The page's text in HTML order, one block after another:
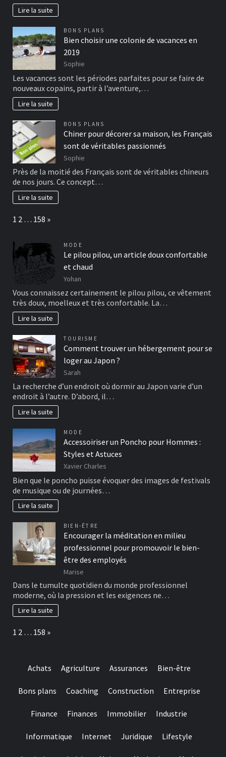
Lire la suite
BONS PLANS
Bien choisir une colonie de vacances en
2019
Sophie
Les vacances sont les périodes parfaites pour se faire de
nouveaux copains, partir à l’aventure,…
Lire la suite
BONS PLANS
Chiner pour décorer sa maison, les Français
sont de véritables passionnés
Sophie
Près de la moitié des Français sont de véritables chineurs
de nos jours. Ce concept…
Lire la suite
Page:
1 2 … 158 Next
»
MODE
Le pilou pilou, un article doux confortable
et chaud
Yohan
Vous connaissez certainement le pilou pilou, ce vêtement
très doux, moelleux et très confortable. La…
Lire la suite
TOURISME
Comment trouver un hébergement pour se
loger au Japon ?
Sarah
La recherche d’un endroit où dormir au Japon varie d’un
endroit à l’autre. D’abord, il…
Lire la suite
MODE
Accessoiriser un Poncho pour Hommes :
Styles et Astuces
Xavier Charles
Bien que le poncho puisse évoquer des images de festivals
de musique ou de journées…
Lire la suite
BIEN-ÊTRE
Encourager la méditation en milieu
professionnel pour promouvoir le bien-
être des employés
Marise
Dans le tumulte quotidien du monde professionnel
moderne, où la pression et les exigences ne…
Lire la suite
Page:
1 2 … 158 Next
»
Achats Agriculture Assurances Bien-être
Bons plans Coaching Construction Entreprise
Finance Finances Immobilier Industrie
Informatique Internet Juridique Lifestyle